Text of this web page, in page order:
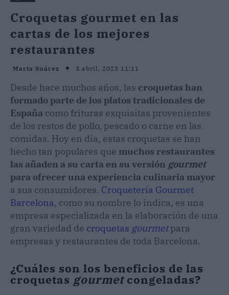
Croquetas gourmet en las
cartas de los mejores
restaurantes
Marta Suárez 3 abril, 2023 11:11
Desde hace muchos años, las croquetas han
formado parte de los platos tradicionales de
España como frituras exquisitas provenientes
de los restos de pollo, pescado o carne en las
comidas. Hoy en día, estas croquetas se han
hecho tan populares que muchos restaurantes
las añaden a su carta en su versión gourmet
para ofrecer una experiencia culinaria mayor
a sus consumidores. Croquetería Gourmet
Barcelona, como su nombre lo indica, es una
empresa especializada en la elaboración de una
gran variedad de croquetas gourmet para
empresas y restaurantes de toda Barcelona.
¿Cuáles son los beneficios de las
croquetas gourmetcongeladas?